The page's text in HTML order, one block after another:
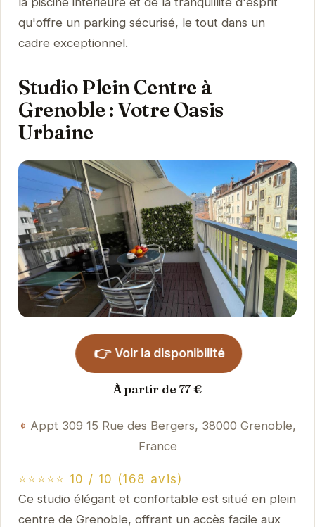
qu'offre un parking sécurisé, le tout dans un
cadre exceptionnel.
Studio Plein Centre à
Grenoble : Votre Oasis
Urbaine
👉 Voir la disponibilité
À partir de 77 €
Appt 309 15 Rue des Bergers, 38000 Grenoble,
France
⭐⭐⭐⭐⭐ 10 / 10 (168 avis)
Ce studio élégant et confortable est situé en plein
centre de Grenoble, offrant un accès facile aux